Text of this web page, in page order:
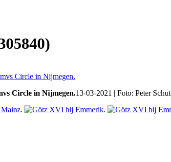
Circle in Nijmegen.13-03-2021 | Foto: Peter Schut